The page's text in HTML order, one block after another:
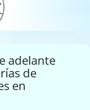
adelante
de
en